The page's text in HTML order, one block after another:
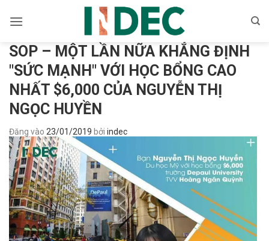
qua
dungSOP – MỘT LẦN NỮA KHẲNG ĐỊNH
"SỨC MẠNH" VỚI HỌC BỔNG CAO
NHẤT $6,000 CỦA NGUYỄN THỊ
NGỌC HUYỀN
Đăng vào 23/01/2019 bởi indec